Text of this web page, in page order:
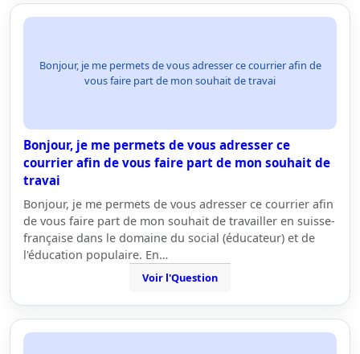
Bonjour, je me permets de vous adresser ce courrier afin de
vous faire part de mon souhait de travai
Bonjour, je me permets de vous adresser ce
courrier afin de vous faire part de mon souhait de
travai
Bonjour, je me permets de vous adresser ce courrier afin
de vous faire part de mon souhait de travailler en suisse-
française dans le domaine du social (éducateur) et de
l'éducation populaire. En…
Voir l'Question